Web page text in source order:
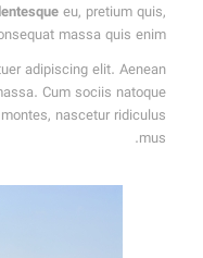
eu, pretium quis,
massa quis enim.
adipiscing elit. Aenean
Cum sociis natoque
nascetur ridiculus
mus.